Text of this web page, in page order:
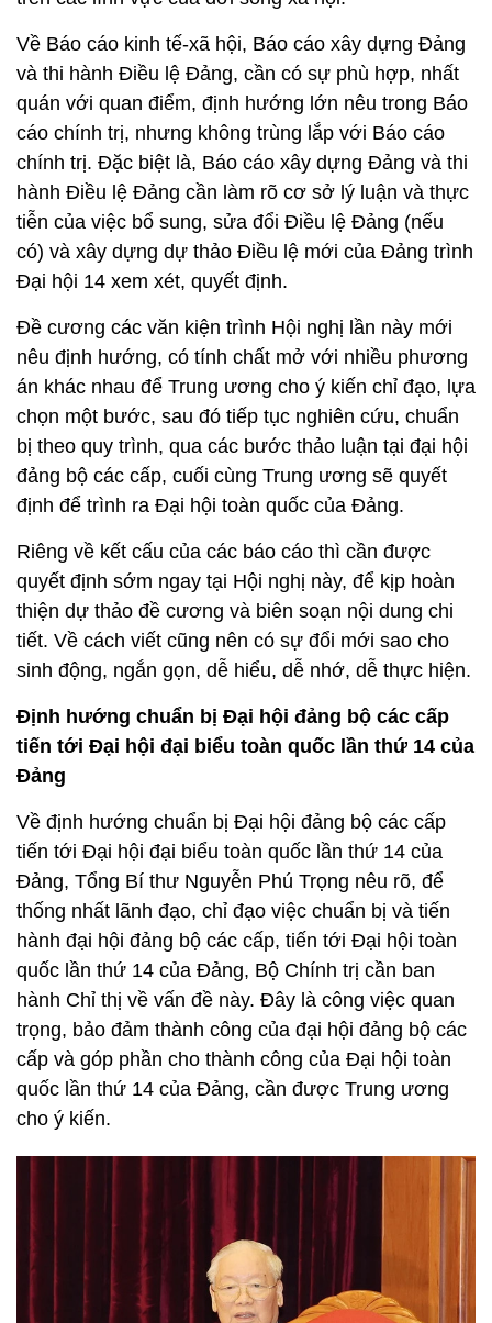
Về Báo cáo kinh tế-xã hội, Báo cáo xây dựng Đảng
và thi hành Điều lệ Đảng, cần có sự phù hợp, nhất
quán với quan điểm, định hướng lớn nêu trong Báo
cáo chính trị, nhưng không trùng lắp với Báo cáo
chính trị. Đặc biệt là, Báo cáo xây dựng Đảng và thi
hành Điều lệ Đảng cần làm rõ cơ sở lý luận và thực
tiễn của việc bổ sung, sửa đổi Điều lệ Đảng (nếu
có) và xây dựng dự thảo Điều lệ mới của Đảng trình
Đại hội 14 xem xét, quyết định.
Đề cương các văn kiện trình Hội nghị lần này mới
nêu định hướng, có tính chất mở với nhiều phương
án khác nhau để Trung ương cho ý kiến chỉ đạo, lựa
chọn một bước, sau đó tiếp tục nghiên cứu, chuẩn
bị theo quy trình, qua các bước thảo luận tại đại hội
đảng bộ các cấp, cuối cùng Trung ương sẽ quyết
định để trình ra Đại hội toàn quốc của Đảng.
Riêng về kết cấu của các báo cáo thì cần được
quyết định sớm ngay tại Hội nghị này, để kịp hoàn
thiện dự thảo đề cương và biên soạn nội dung chi
tiết. Về cách viết cũng nên có sự đổi mới sao cho
sinh động, ngắn gọn, dễ hiểu, dễ nhớ, dễ thực hiện.
Định hướng chuẩn bị Đại hội đảng bộ các cấp
tiến tới Đại hội đại biểu toàn quốc lần thứ 14 của
Đảng
Về định hướng chuẩn bị Đại hội đảng bộ các cấp
tiến tới Đại hội đại biểu toàn quốc lần thứ 14 của
Đảng, Tổng Bí thư Nguyễn Phú Trọng nêu rõ, để
thống nhất lãnh đạo, chỉ đạo việc chuẩn bị và tiến
hành đại hội đảng bộ các cấp, tiến tới Đại hội toàn
quốc lần thứ 14 của Đảng, Bộ Chính trị cần ban
hành Chỉ thị về vấn đề này. Đây là công việc quan
trọng, bảo đảm thành công của đại hội đảng bộ các
cấp và góp phần cho thành công của Đại hội toàn
quốc lần thứ 14 của Đảng, cần được Trung ương
cho ý kiến.